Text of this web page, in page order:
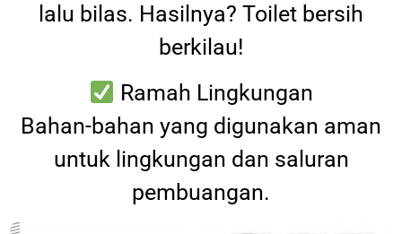
lalu bilas. Hasilnya? Toilet bersih
berkilau!
Ramah Lingkungan
Bahan-bahan yang digunakan aman
untuk lingkungan dan saluran
pembuangan.